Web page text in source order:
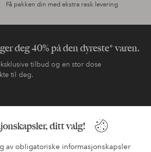
ditt valg!
av obligatoriske informasjonskapsler
Få pakken din med ekstra rask levering
deg 40% på den dyreste* varen.
tilbud og en stor dose
til deg.